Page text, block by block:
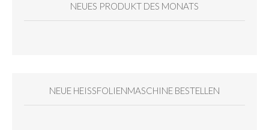
NEUES PRODUKT DES MONATS
NEUE HEISSFOLIENMASCHINE BESTELLEN